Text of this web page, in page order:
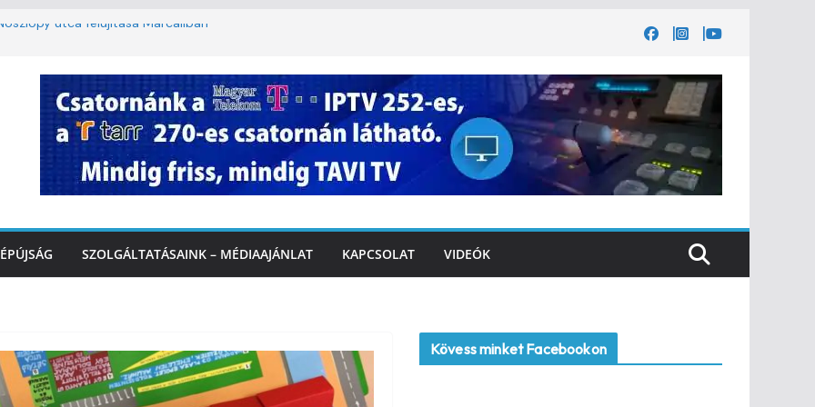
utca felújítása Marcaliban –
lakossági felháborodást váltott ki a
Marcaliban – VIDEÓ
a Balatonnál – az első félidő végén
SZOLGÁLTATÁSAINK – MÉDIAAJÁNLAT KAPCSOLAT VIDEÓK
Kövess minket Facebookon